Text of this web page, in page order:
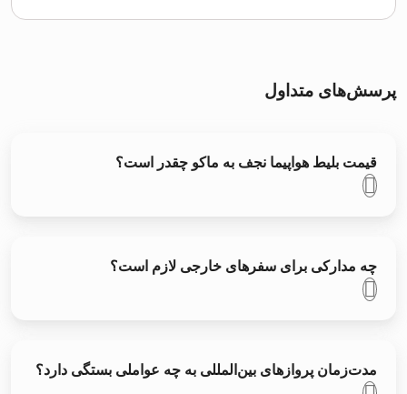
پرسش‌های متداول
قیمت بلیط هواپیما نجف به ماکو چقدر است؟
چه مدارکی برای سفرهای خارجی لازم است؟
مدت‌زمان پروازهای بین‌المللی به چه عواملی بستگی دارد؟